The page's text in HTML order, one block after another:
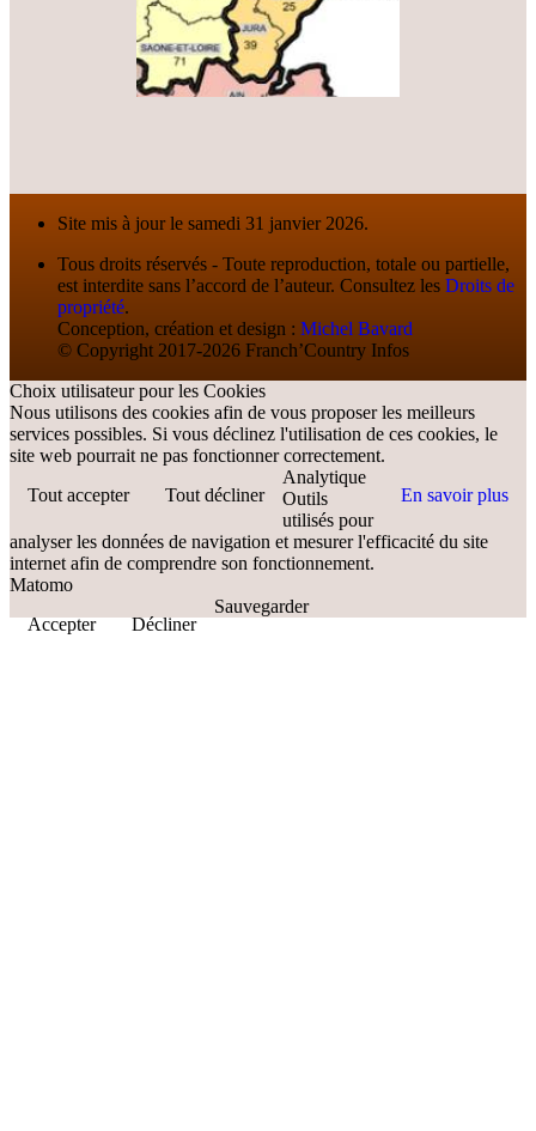
Site mis à jour le samedi 31 janvier 2026.
Tous droits réservés - Toute reproduction, totale ou partielle,
est interdite sans l’accord de l’auteur. Consultez les Droits de
propriété.
Conception, création et design : Michel Bavard
© Copyright 2017-2026 Franch’Country Infos
Choix utilisateur pour les Cookies
Nous utilisons des cookies afin de vous proposer les meilleurs
services possibles. Si vous déclinez l'utilisation de ces cookies, le
site web pourrait ne pas fonctionner correctement.
Tout accepter
Tout décliner En savoir plus
Analytique
Outils
utilisés pour
analyser les données de navigation et mesurer l'efficacité du site
internet afin de comprendre son fonctionnement.
Matomo
Accepter
Décliner
Sauvegarder